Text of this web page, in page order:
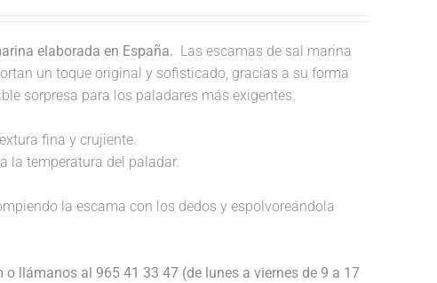
elaborada en España. Las escamas de sal marina
un toque original y sofisticado, gracias a su forma
sorpresa para los paladares más exigentes.
fina y crujiente.
la temperatura del paladar.
la escama con los dedos y espolvoreándola
llámanos al 965 41 33 47 (de lunes a viernes de 9 a 17